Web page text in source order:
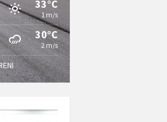
33°C
1 m/s
30°C
2 m/s